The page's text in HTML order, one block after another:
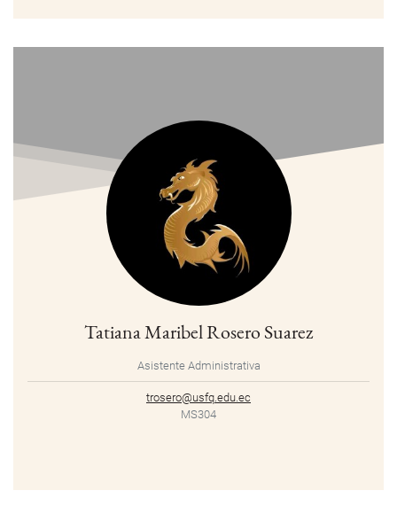
Tatiana Maribel Rosero Suarez
Asistente Administrativa
trosero@usfq.edu.ec
MS304